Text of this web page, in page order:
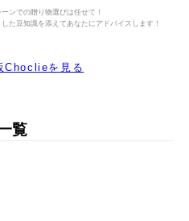
ンでの贈り物選びは任せて！
た豆知識を添えてあなたにアドバイスします！
Choclieを見る
覧